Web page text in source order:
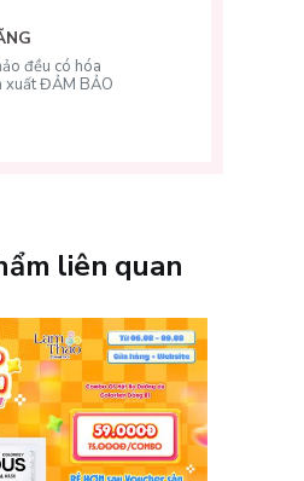
đều có hóa
xuất ĐẢM BẢO
liên quan